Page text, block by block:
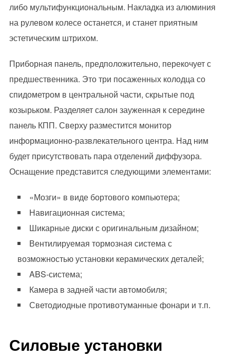
либо мультифункциональным. Накладка из алюминия
на рулевом колесе останется, и станет приятным
эстетическим штрихом.
Приборная панель, предположительно, перекочует с
предшественника. Это три посаженных колодца со
спидометром в центральной части, скрытые под
козырьком. Разделяет салон зауженная к середине
панель КПП. Сверху разместится монитор
информационно-развлекательного центра. Над ним
будет присутствовать пара отделений диффузора.
Оснащение представится следующими элементами:
«Мозги» в виде бортового компьютера;
Навигационная система;
Шикарные диски с оригинальным дизайном;
Вентилируемая тормозная система с
возможностью установки керамических деталей;
ABS-система;
Камера в задней части автомобиля;
Светодиодные противотуманные фонари и т.п.
Силовые установки